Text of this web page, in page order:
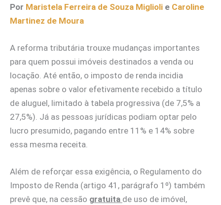
Por Maristela Ferreira de Souza Miglioli e Caroline
Martinez de Moura
A reforma tributária trouxe mudanças importantes
para quem possui imóveis destinados a venda ou
locação. Até então, o imposto de renda incidia
apenas sobre o valor efetivamente recebido a título
de aluguel, limitado à tabela progressiva (de 7,5% a
27,5%). Já as pessoas jurídicas podiam optar pelo
lucro presumido, pagando entre 11% e 14% sobre
essa mesma receita.
Além de reforçar essa exigência, o Regulamento do
Imposto de Renda (artigo 41, parágrafo 1º) também
prevê que, na cessão gratuita de uso de imóvel,